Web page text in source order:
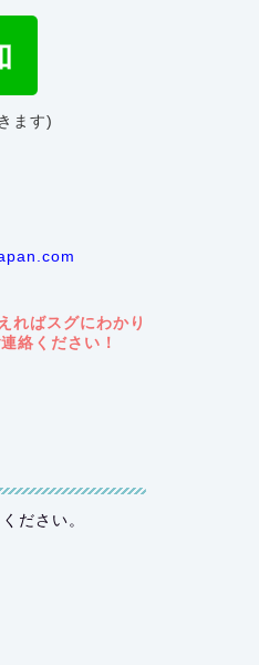
ます)
ればスグにわかり
絡ください！
ださい。